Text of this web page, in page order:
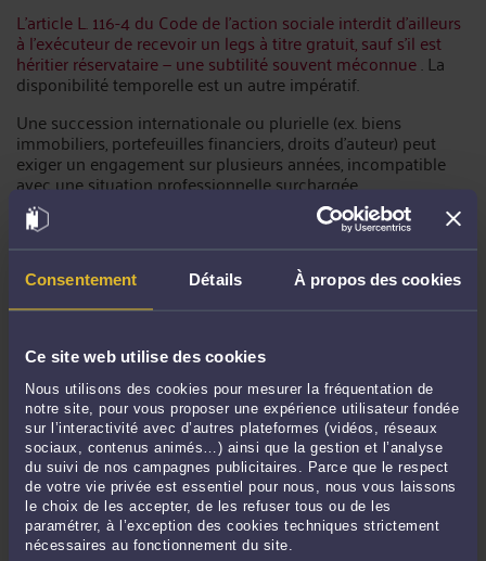
Consentement Détails À propos des cookies
Ce site web utilise des cookies
Nous utilisons des cookies pour mesurer la fréquentation de
notre site, pour vous proposer une expérience utilisateur fondée
sur l’interactivité avec d’autres plateformes (vidéos, réseaux
sociaux, contenus animés…) ainsi que la gestion et l’analyse
du suivi de nos campagnes publicitaires. Parce que le respect
de votre vie privée est essentiel pour nous, nous vous laissons
le choix de les accepter, de les refuser tous ou de les
paramétrer, à l’exception des cookies techniques strictement
nécessaires au fonctionnement du site.
L’article L. 116-4 du Code de l'action sociale interdit d’ailleurs
à l’exécuteur de recevoir un legs à titre gratuit, sauf s’il est
héritier réservataire — une subtilité souvent méconnue. La
disponibilité temporelle est un autre impératif.
Une succession internationale ou plurielle (ex. biens
immobiliers, portefeuilles financiers, droits d’auteur) peut
exiger un engagement sur plusieurs années, incompatible
avec une situation professionnelle surchargée.
2. Compétences techniques : expertise juridique, financière
ou sectorielle
Dans les patrimoines complexes, le recours à un
s’impose souvent.Le notaire, de par son statut d’officier
ministériel, offre une légitimité incontestable et une maîtrise
des formalités hypothécaires ou fiscales. Toutefois, ses
honoraires, régis par le décret n° 78-262 du 8 mars 1978,
peuvent grever l’actif successoral (3). À l’inverse, un expert-
comptable ou un banquier privé apportera une valeur
ajoutée dans les successions entrepreneuriales ou les
portefeuilles d’instruments financiers sophistiqués (ex.
produits dérivés, private equity).